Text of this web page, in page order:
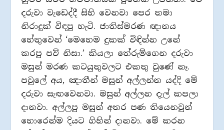
දරුවා වැඩෙද්දී සිහි වෙනවා පෙර තමා
නිරාදුක් විඳපු හැටි. ජාතිස්මරණ ඥානය
හේතුවෙන් ‘මෙහෙම දුකක් විඳින්න උනේ
කරපු පව් නිසා.’ කියලා තේරුම්ගෙන දරුවා
මසුන් මරණ කටයුතුවලට එකතු වුණේ නෑ.
පවුලේ අය, ඤාතීන් මසුන් අල්ලන්න යද්දි මේ
දරුවා සැඟවෙනවා. මසුන් අල්ලන දැල් කපලා
දානවා. අල්ලපු මසුන් අතර පණ තියෙනවුන්
හොරෙන්ම දියට ගිහින් දානවා. මේ කරන